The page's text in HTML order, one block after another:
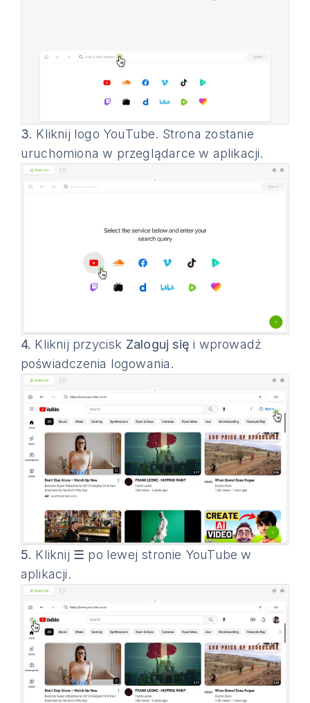
3. Kliknij logo YouTube. Strona zostanie
uruchomiona w przeglądarce w aplikacji.
4. Kliknij przycisk Zaloguj się i wprowadź
poświadczenia logowania.
5. Kliknij ☰ po lewej stronie YouTube w
aplikacji.